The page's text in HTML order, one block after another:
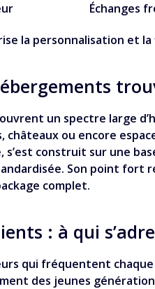
Échanges
la personnalisation et
un spectre large
châteaux ou encore
s’est construit sur une
Son point fort
complet.
: à qui
qui fréquentent
des jeunes